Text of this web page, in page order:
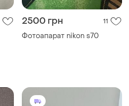
2500 грн 11
Фотоапарат nikon s70